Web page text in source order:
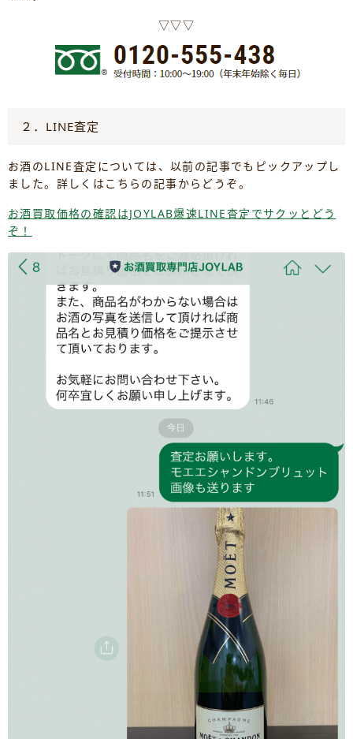
▽▽▽
２．LINE査定
お酒のLINE査定については、以前の記事でもピックアップし
ました。詳しくはこちらの記事からどうぞ。
お酒買取価格の確認はJOYLAB爆速LINE査定でサクッとどう
ぞ！